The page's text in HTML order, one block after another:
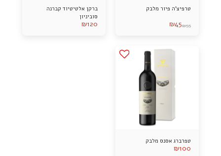
טרפיצ'ה פיור מלבק
₪55
₪45
ברקן אלטיטיוד קברנה
סוביניון
₪120
טפרברג אסנס מלבק
₪100